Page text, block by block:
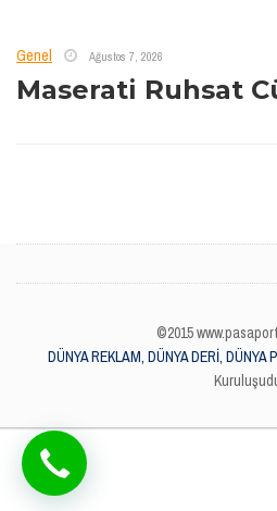
Genel Ağustos 7, 2026
Maserati Ruhsat
©2015
DÜNYA REKLAM, DÜNYA DERİ,